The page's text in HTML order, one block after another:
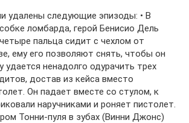
удалены следующие эпизоды: • В
ломбарда, герой Бенисио Дель
пальца сидит с чехлом от
ему его позволяют снять, чтобы он
удается ненадолго одурачить трех
достав из кейса вместо
Он падает вместе со стулом, к
наручниками и роняет пистолет.
Тонни-пуля в зубах (Винни Джонс)